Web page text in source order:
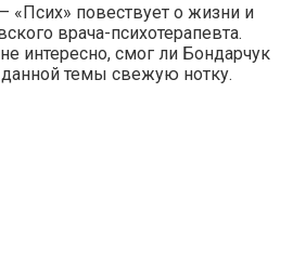
«Псих» повествует о жизни и
врача-психотерапевта.
интересно, смог ли Бондарчук
темы свежую нотку.